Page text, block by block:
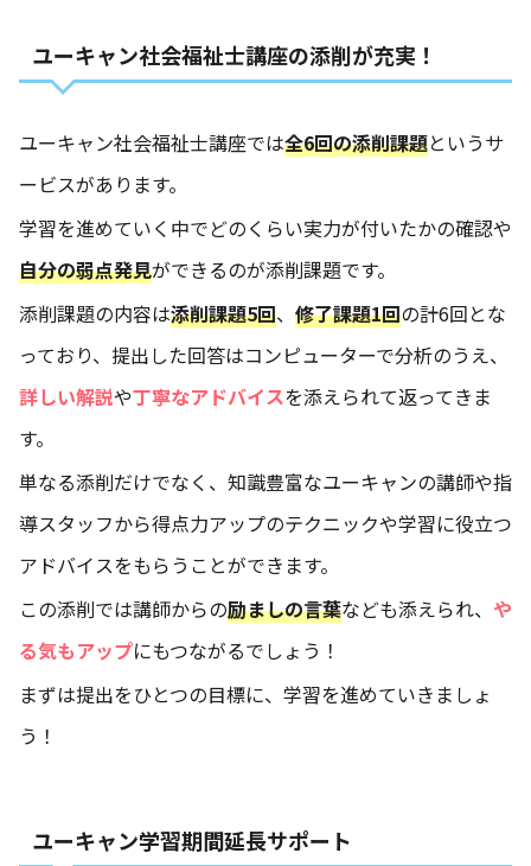
ユーキャン社会福祉士講座の添削が充実！
ユーキャン社会福祉士講座では全6回の添削課題というサ
ービスがあります。
学習を進めていく中でどのくらい実力が付いたかの確認や
自分の弱点発見ができるのが添削課題です。
添削課題の内容は添削課題5回、 修了課題1回の計6回とな
っており、提出した回答はコンピューターで分析のうえ、
詳しい解説や丁寧なアドバイスを添えられて返ってきま
す。
単なる添削だけでなく、知識豊富なユーキャンの講師や指
導スタッフから得点力アップのテクニックや学習に役立つ
アドバイスをもらうことができます。
この添削では講師からの励ましの言葉なども添えられ、 や
る気もアップにもつながるでしょう！
まずは提出をひとつの目標に、学習を進めていきましょ
う！
ユーキャン学習期間延長サポート